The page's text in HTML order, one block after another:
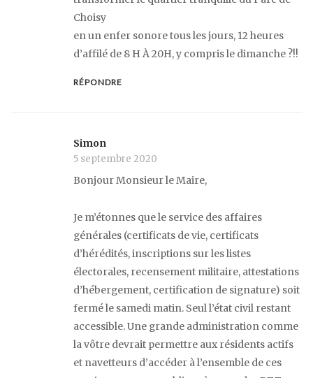
Choisy
en un enfer sonore tous les jours, 12 heures
d’affilé de 8 H À 20H, y compris le dimanche ?!!
RÉPONDRE
Simon
5 septembre 2020
Bonjour Monsieur le Maire,
Je m’étonnes que le service des affaires
générales (certificats de vie, certificats
d’hérédités, inscriptions sur les listes
électorales, recensement militaire, attestations
d’hébergement, certification de signature) soit
fermé le samedi matin. Seul l’état civil restant
accessible. Une grande administration comme
la vôtre devrait permettre aux résidents actifs
et navetteurs d’accéder à l’ensemble de ces